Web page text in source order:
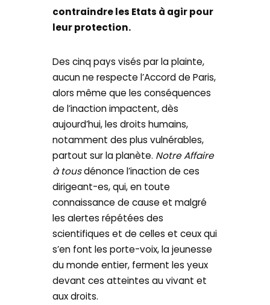
contraindre les Etats à agir pour
leur protection.
Des cinq pays visés par la plainte,
aucun ne respecte l’Accord de Paris,
alors même que les conséquences
de l’inaction impactent, dès
aujourd’hui, les droits humains,
notamment des plus vulnérables,
partout sur la planète. Notre Affaire
à tousdénonce l’inaction de ces
dirigeant-es, qui, en toute
connaissance de cause et malgré
les alertes répétées des
scientifiques et de celles et ceux qui
s’en font les porte-voix, la jeunesse
du monde entier, ferment les yeux
devant ces atteintes au vivant et
aux droits.